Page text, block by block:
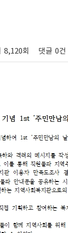
8,120회 댓글 0건